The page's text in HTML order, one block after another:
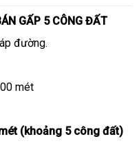
GẤP 5 CÔNG ĐẤT
đường.
mét
(khoảng 5 công đất)